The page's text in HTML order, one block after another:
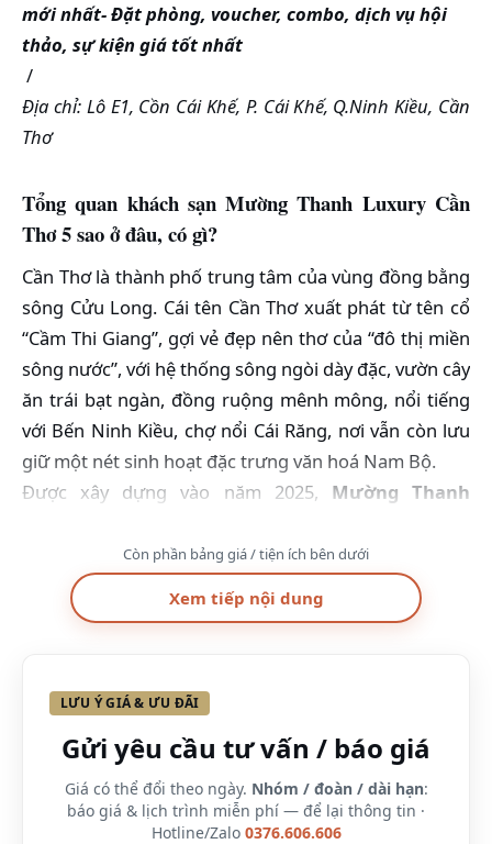
mới nhất- Đặt phòng, voucher, combo, dịch vụ hội
thảo, sự kiện giá tốt nhất
/
Địa chỉ: Lô E1, Cồn Cái Khế, P. Cái Khế, Q.Ninh Kiều, Cần
Thơ
Tổng quan khách sạn Mường Thanh Luxury Cần
Thơ 5 sao ở đâu, có gì?
Cần Thơ là thành phố trung tâm của vùng đồng bằng
sông Cửu Long. Cái tên Cần Thơ xuất phát từ tên cổ
“Cầm Thi Giang”, gợi vẻ đẹp nên thơ của “đô thị miền
sông nước”, với hệ thống sông ngòi dày đặc, vườn cây
ăn trái bạt ngàn, đồng ruộng mênh mông, nổi tiếng
với Bến Ninh Kiều, chợ nổi Cái Răng, nơi vẫn còn lưu
giữ một nét sinh hoạt đặc trưng văn hoá Nam Bộ.
Được xây dựng vào năm 2025, Mường Thanh
khách sạn Mường Thanh ở Đồng bằng sông Cửu
Long – đồng thời cũng là khách sạn sang trọng đầu
tiên và duy nhất tại đây. Nằm tại vị trí đắc địa trước
khách có thể ngắm ánh nắng mặt trời trong buổi sớm
mai trên sông Hậu hay phóng tầm mắt ngắm nhìn
cây cầu Cần Thơ hùng vĩ.
Khách sạn tọa lạc tại vị trí cách Sân bay Quốc tế Cần
Thơ 10km, cách TPHCM 169 km với giao thông thủy
Còn phần bảng giá / tiện ích bên dưới
Xem tiếp nội dung
LƯU Ý GIÁ & ƯU ĐÃI
Gửi yêu cầu tư vấn / báo giá
Giá có thể đổi theo ngày. Nhóm / đoàn / dài hạn:
báo giá & lịch trình miễn phí — để lại thông tin ·
Hotline/Zalo 0376.606.606